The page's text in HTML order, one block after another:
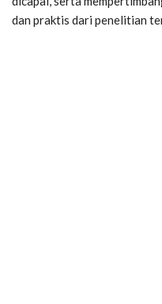
dan praktis dari penelitian